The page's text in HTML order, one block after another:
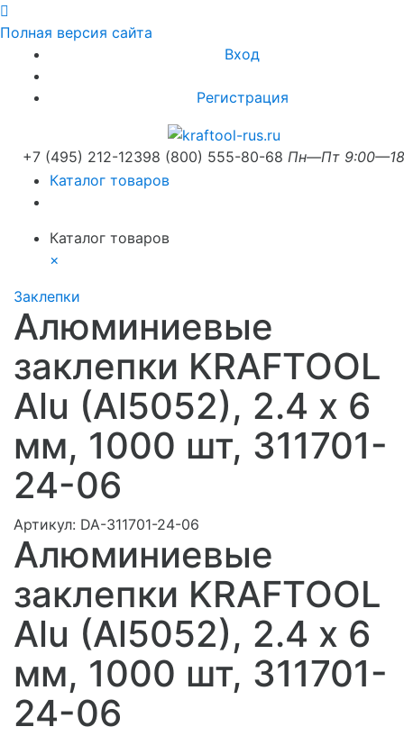
Полная версия сайта
Вход
Регистрация
+7 (495) 212-12398 (800) 555-80-68 Пн—Пт
Каталог товаров
Каталог товаров
×
Заклепки
Алюминиевые
заклепки KRAFTOOL
Alu (Al5052), 2.4 х 6
мм, 1000 шт, 311701-
24-06
Артикул: DA-311701-24-06
Алюминиевые
заклепки KRAFTOOL
Alu (Al5052), 2.4 х 6
мм, 1000 шт, 311701-
24-06